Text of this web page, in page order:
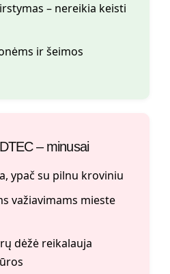
– nereikia keisti
ir šeimos
– minusai
ypač su pilnu kroviniu
važiavimams mieste
dėžė reikalauja